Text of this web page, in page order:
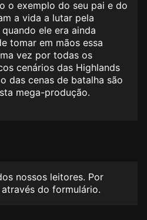
o exemplo do seu pai e do
a vida a lutar pela
ele era ainda
tomar em mãos essa
vez por todas os
cenários das Highlands
das cenas de batalha são
mega-produção.
nossos leitores. Por
do formulário.